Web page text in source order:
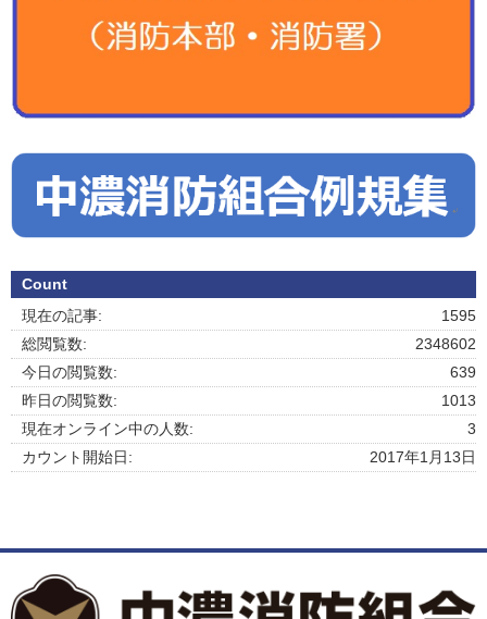
Count
1595
現在の記事:
2348602
総閲覧数:
639
今日の閲覧数:
1013
昨日の閲覧数:
3
現在オンライン中の人数:
2017年1月13日
カウント開始日: